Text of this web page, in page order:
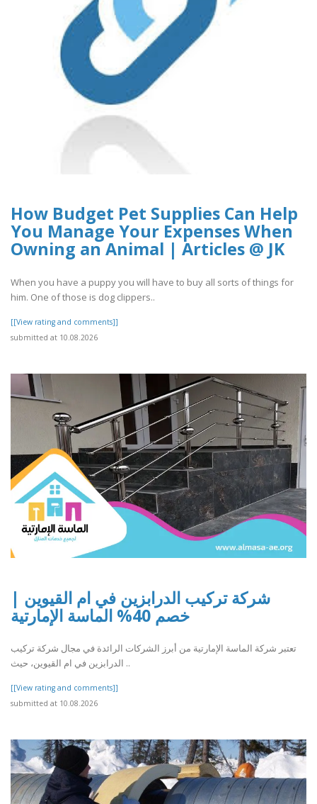
How Budget Pet Supplies Can Help
You Manage Your Expenses When
Owning an Animal | Articles @ JK
When you have a puppy you will have to buy all sorts of things for
him. One of those is dog clippers..
[[View rating and comments]]
submitted at 10.08.2026
شركة تركيب الدرابزين في ام القيوين |
خصم 40% الماسة الإمارتية
تعتبر شركة الماسة الإمارتية من أبرز الشركات الرائدة في مجال شركة تركيب
الدرابزين في ام القيوين، حيث ..
[[View rating and comments]]
submitted at 10.08.2026